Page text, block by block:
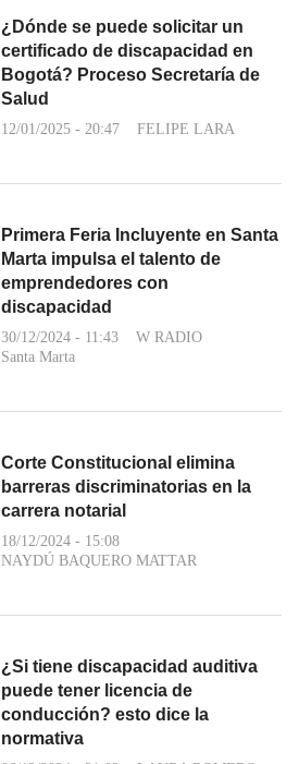
¿Dónde se puede solicitar un
certificado de discapacidad en
Bogotá? Proceso Secretaría de
Salud
12/01/2025 - 20:47 FELIPE LARA
Primera Feria Incluyente en Santa
Marta impulsa el talento de
emprendedores con
discapacidad
30/12/2024 - 11:43
W RADIO
Santa Marta
Corte Constitucional elimina
barreras discriminatorias en la
carrera notarial
18/12/2024 - 15:08
NAYDÚ BAQUERO MATTAR
¿Si tiene discapacidad auditiva
puede tener licencia de
conducción? esto dice la
normativa